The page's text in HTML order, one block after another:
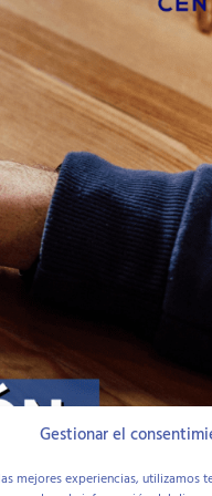
Gestionar el
mejores experiencias, utilizamos